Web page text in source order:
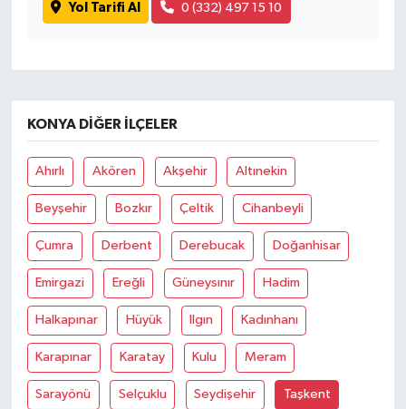
Yol Tarifi Al 0 (332) 497 15 10
KONYA DIĞER İLÇELER
Ahırlı Akören Akşehir Altınekin
Beyşehir Bozkır Çeltik Cihanbeyli
Çumra Derbent Derebucak Doğanhisar
Emirgazi Ereğli Güneysınır Hadim
Halkapınar Hüyük Ilgın Kadınhanı
Karapınar Karatay Kulu Meram
Sarayönü Selçuklu Seydişehir Taşkent